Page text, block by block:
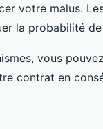
votre malus.
la probabilité
vous
contrat en